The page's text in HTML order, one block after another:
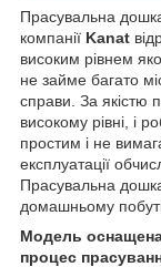
Прасувальна
компанії Kanat
високим рівнем
не займе багато
справи. За якістю
високому рівні, і
простим і не
експлуатації
Прасувальна
домашньому
Модель
процес